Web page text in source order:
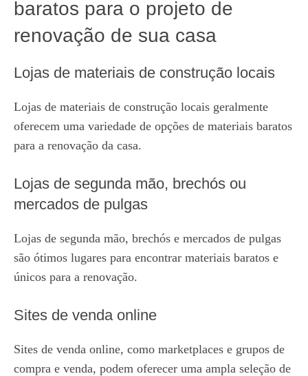
baratos para o projeto de
renovação de sua casa
Lojas de materiais de construção locais
Lojas de materiais de construção locais geralmente
oferecem uma variedade de opções de materiais baratos
para a renovação da casa.
Lojas de segunda mão, brechós ou
mercados de pulgas
Lojas de segunda mão, brechós e mercados de pulgas
são ótimos lugares para encontrar materiais baratos e
únicos para a renovação.
Sites de venda online
Sites de venda online, como marketplaces e grupos de
compra e venda, podem oferecer uma ampla seleção de